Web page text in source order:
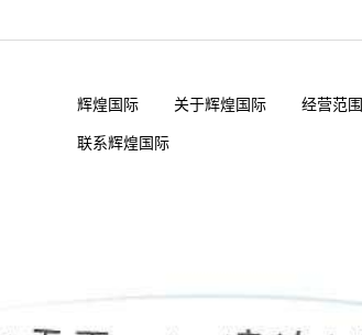
辉煌国际 关于辉煌国际 经营范围
联系辉煌国际